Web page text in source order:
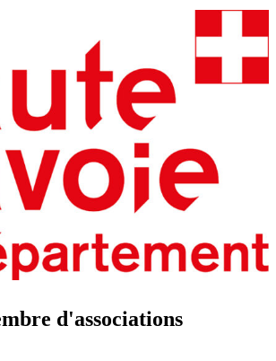
d'associations